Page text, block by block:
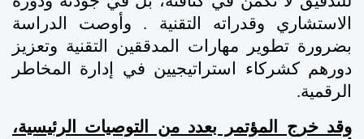
الاستشاري وقدراته التقنية . وأوصت الدراسة
بضرورة تطوير مهارات المدققين التقنية وتعزيز
دورهم كشركاء استراتيجيين في إدارة المخاطر
الرقمية.
وقد خرج المؤتمر بعدد من التوصيات الرئيسية،